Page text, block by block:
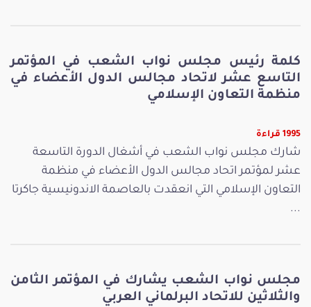
كلمة رئيس مجلس نواب الشعب في المؤتمر
التاسع عشر لاتحاد مجالس الدول الأعضاء في
منظمة التعاون الإسلامي
1995 قراءة
شارك مجلس نواب الشعب في أشغال الدورة التاسعة
عشر لمؤتمر اتحاد مجالس الدول الأعضاء في منظمة
التعاون الإسلامي التي انعقدت بالعاصمة الاندونيسية جاكرتا
...
مجلس نواب الشعب يشارك في المؤتمر الثامن
والثلاثين للاتحاد البرلماني العربي